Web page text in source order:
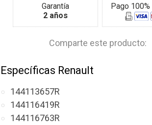
Garantía
2 años
Pago 100%
Comparte este producto:
Específicas Renault
144113657R
144116419R
144116763R